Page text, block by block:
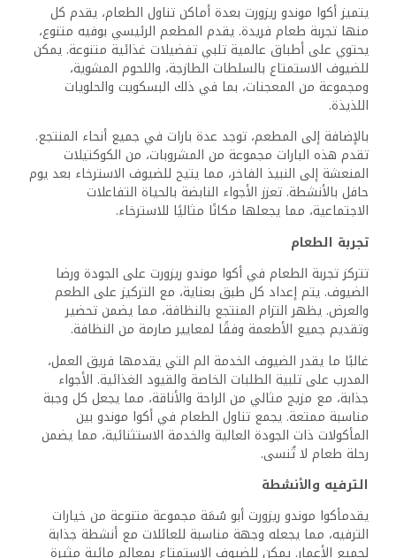
يتميز أكوا موندو ريزورت بعدة أماكن تناول الطعام، يقدم كل
منها تجربة طعام فريدة. يقدم المطعم الرئيسي بوفيه متنوع،
يحتوي على أطباق عالمية تلبي تفضيلات غذائية متنوعة. يمكن
للضيوف الاستمتاع بالسلطات الطازجة، واللحوم المشوية،
ومجموعة من المعجنات، بما في ذلك البسكويت والحلويات
اللذيذة.
بالإضافة إلى المطعم، توجد عدة بارات في جميع أنحاء المنتجع.
تقدم هذه البارات مجموعة من المشروبات، من الكوكتيلات
المنعشة إلى النبيذ الفاخر، مما يتيح للضيوف الاسترخاء بعد يوم
حافل بالأنشطة. تعزز الأجواء النابضة بالحياة التفاعلات
الاجتماعية، مما يجعلها مكانًا مثاليًا للاسترخاء.
تجربة الطعام
تتركز تجربة الطعام في أكوا موندو ريزورت على الجودة ورضا
الضيوف. يتم إعداد كل طبق بعناية، مع التركيز على الطعم
والعرض. يظهر التزام المنتجع بالنظافة، مما يضمن تحضير
وتقديم جميع الأطعمة وفقًا لمعايير صارمة من النظافة.
غالبًا ما يقدر الضيوف الخدمة الم التي يقدمها فريق العمل،
المدرب على تلبية الطلبات الخاصة والقيود الغذائية. الأجواء
جذابة، مع مزيج مثالي من الراحة والأناقة، مما يجعل كل وجبة
مناسبة ممتعة. يجمع تناول الطعام في أكوا موندو بين
المأكولات ذات الجودة العالية والخدمة الاستثنائية، مما يضمن
رحلة طعام لا تُنسى.
الترفيه والأنشطة
يقدمأكوا موندو ريزورت أبو سُمَة مجموعة متنوعة من خيارات
الترفيه، مما يجعله وجهة مناسبة للعائلات مع أنشطة جذابة